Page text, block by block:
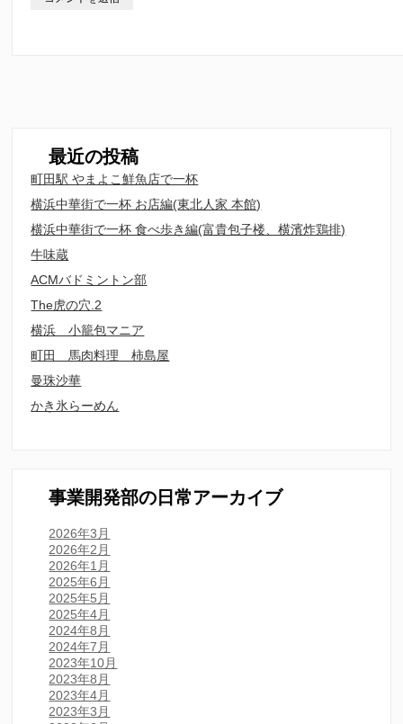
最近の投稿
町田駅 やまよこ鮮魚店で一杯
横浜中華街で一杯 お店編(東北人家 本館)
横浜中華街で一杯 食べ歩き編(富貴包子楼、横濱炸鶏排)
牛味蔵
ACMバドミントン部
The虎の穴.2
横浜 小籠包マニア
町田 馬肉料理 柿島屋
曼珠沙華
かき氷らーめん
事業開発部の日常アーカイブ
2026年3月
2026年2月
2026年1月
2025年6月
2025年5月
2025年4月
2024年8月
2024年7月
2023年10月
2023年8月
2023年4月
2023年3月